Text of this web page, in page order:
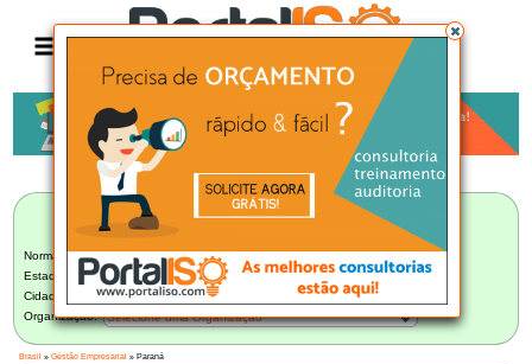
LISTA BRASILEIRA DE CONSULTORIAS
Norma:
Gestão Empresarial
Estado:
Paraná (3)
Cidade:
Selecione uma Cidade
Organização:
Selecione uma Organização
Brasil »Gestão Empresarial » Paraná